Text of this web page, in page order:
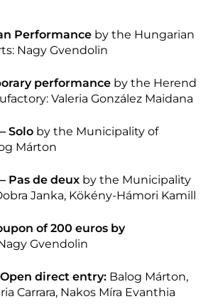
Performance by the Hungarian
Nagy Gvendolin
performanceby the Herend
Valeria González Maidana
Soloby the Municipality of
Márton
Pas de deuxby the Municipality
Janka, Kökény-Hámori Kamill
of 200 euros by
Gvendolin
direct entry:Balog Márton,
Carrara, Nakos Míra Evanthia